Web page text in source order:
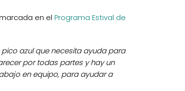
en el Programa Estival de
azul que necesita ayuda para
por todas partes y hay un
en equipo, para ayudar a